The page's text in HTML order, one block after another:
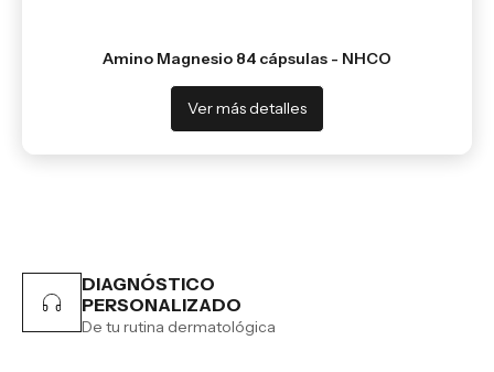
Amino Magnesio 84 cápsulas - NHCO
Ver más detalles
DIAGNÓSTICO
PERSONALIZADO
De tu rutina dermatológica